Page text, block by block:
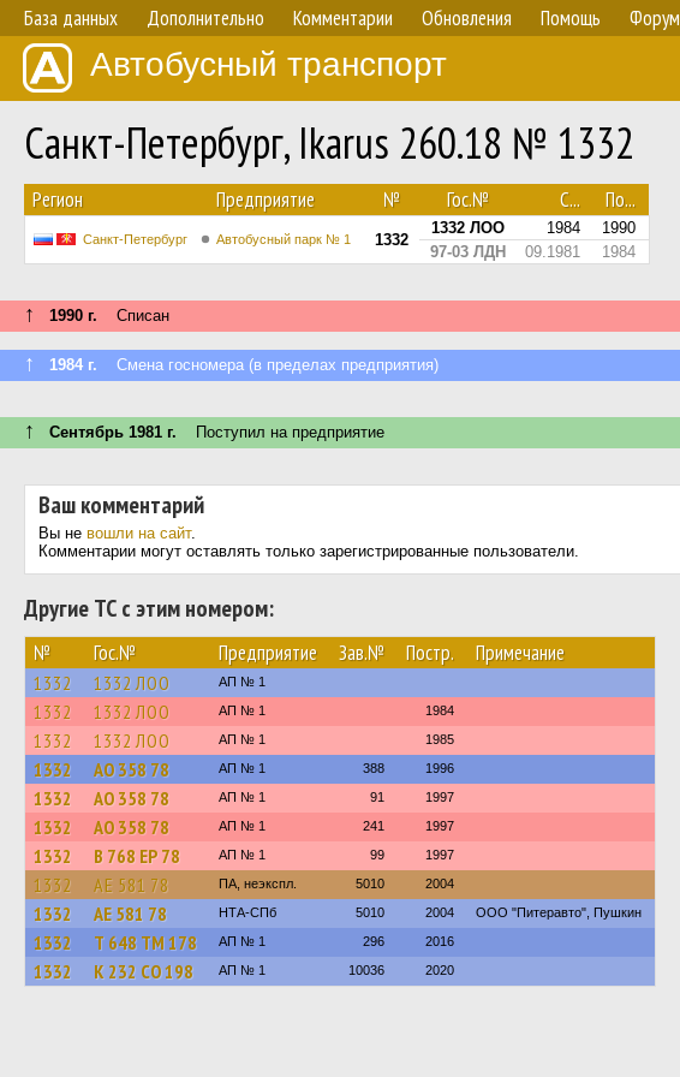
База данных Дополнительно Комментарии Обновления Помощь Форум
Автобусный транспорт
Санкт-Петербург, Ikarus 260.18 № 1332
Регион Предприятие № Гос.№ С... По...
Санкт-Петербург Автобусный парк № 1 1332
1332 ЛОО 1984
1990
97-03 ЛДН
09.1981 1984
↑ 1990 г. Списан
↑ 1984 г. Смена госномера (в пределах предприятия)
↑ Сентябрь 1981 г. Поступил на предприятие
Ваш комментарий
Вы не вошли на сайт.
Комментарии могут оставлять только зарегистрированные пользователи.
Другие ТС с этим номером:
№ Гос.№ Предприятие Зав.№ Постр. Примечание
1332 1332 ЛОО АП № 1
1332 1332 ЛОО АП № 1 1984
1332 1332 ЛОО АП № 1 1985
1332 АО 358 78 АП № 1 388 1996
1332 АО 358 78 АП № 1 91 1997
1332 АО 358 78 АП № 1 241 1997
1332 В 768 ЕР 78 АП № 1 99 1997
1332 АЕ 581 78 ПА, неэкспл. 5010 2004
1332 АЕ 581 78 НТА-СПб 5010 2004 ООО "Питеравто", Пушкин
1332 Т 648 ТМ 178 АП № 1 296 2016
1332 К 232 СО 198 АП № 1 10036 2020